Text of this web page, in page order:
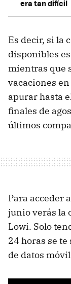
era tan difícil
Es decir, si la
disponibles
mientras que
vacaciones
apurar hasta
finales de
últimos
Para acceder
junio verás la
Lowi. Solo
24 horas se
de datos